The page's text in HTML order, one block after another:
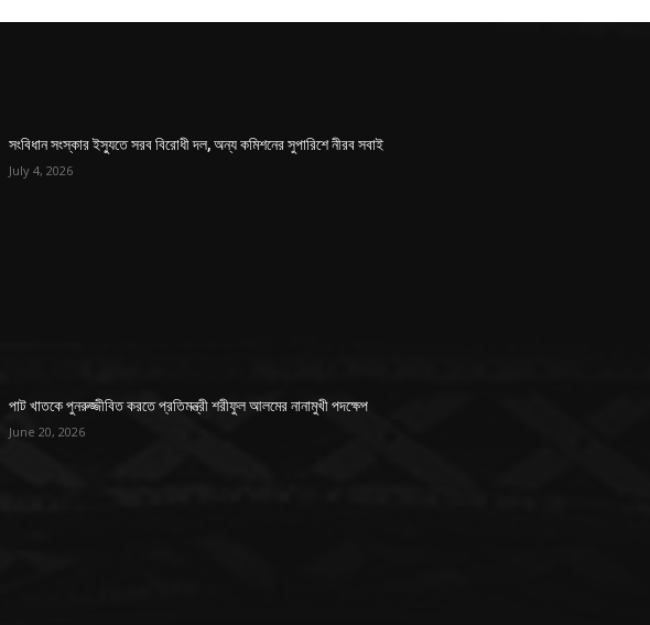
সংবিধান সংস্কার ইস্যুতে সরব বিরোধী দল, অন্য কমিশনের সুপারিশে নীরব সবাই
July 4, 2026
পাট খাতকে পুনরুজ্জীবিত করতে প্রতিমন্ত্রী শরীফুল আলমের নানামুখী পদক্ষেপ
June 20, 2026